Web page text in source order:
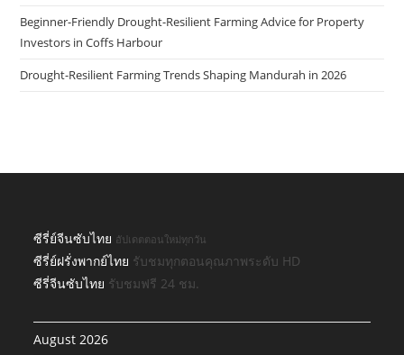
Beginner-Friendly Drought-Resilient Farming Advice for Property
Investors in Coffs Harbour
Drought-Resilient Farming Trends Shaping Mandurah in 2026
ซีรี่ย์จีนซับไทย อัปเดตตอนใหม่ทุกวัน
ซีรี่ย์ฝรั่งพากย์ไทย รับชมทุกตอนคุณภาพระดับ HD
ซีรี่จีนซับไทย รับชมฟรี 24 ชม.
August 2026